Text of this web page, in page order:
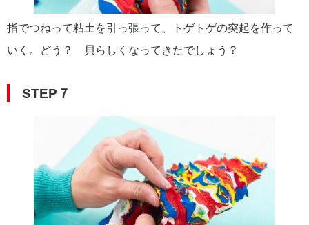
指でつねって粘土を引っ張って、トゲトゲの突起を作って
いく。どう？ 貝らしくなってきたでしょう？
STEP７